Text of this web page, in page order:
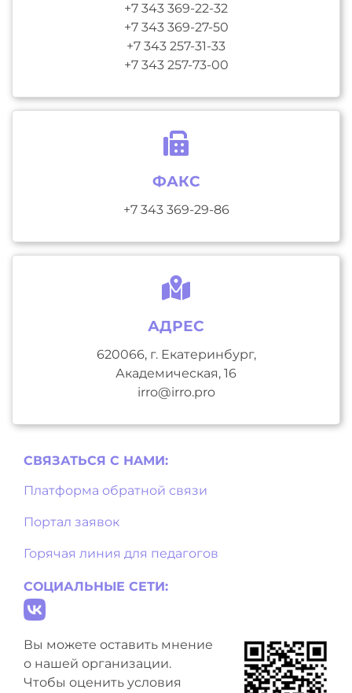
+7 343 369-22-32
+7 343 369-27-50
+7 343 257-31-33
+7 343 257-73-00
ФАКС
+7 343 369-29-86
АДРЕС
620066, г. Екатеринбург,
Академическая, 16
irro@irro.pro
СВЯЗАТЬСЯ С НAМИ:
Платформа обратной связи
Портал заявок
Горячая линия для педагогов
СОЦИАЛЬНЫЕ СЕТИ:
Вы можете оставить мнение
о нашей организации.
Чтобы оценить условия